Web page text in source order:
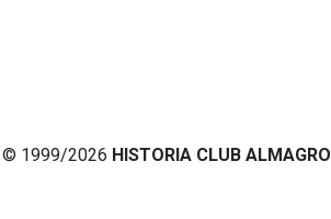
© 1999/2026 HISTORIA CLUB ALMAGRO